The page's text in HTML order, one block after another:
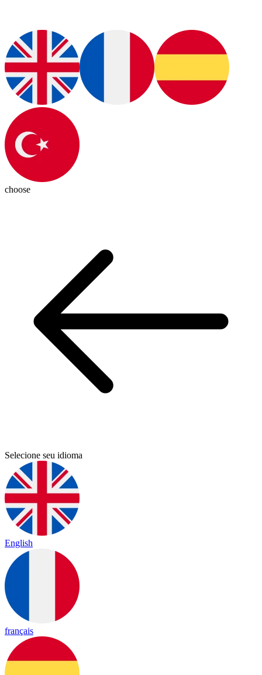
choose
Selecione seu idioma
English
français